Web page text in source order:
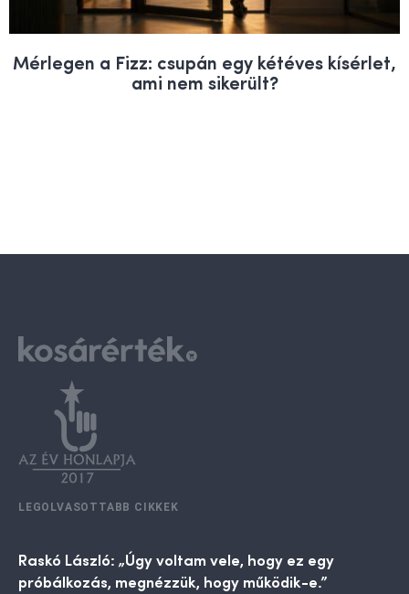
Mérlegen a Fizz: csupán egy kétéves kísérlet,
ami nem sikerült?
LEGOLVASOTTABB CIKKEK
Raskó László: „Úgy voltam vele, hogy ez egy
próbálkozás, megnézzük, hogy működik-e.”